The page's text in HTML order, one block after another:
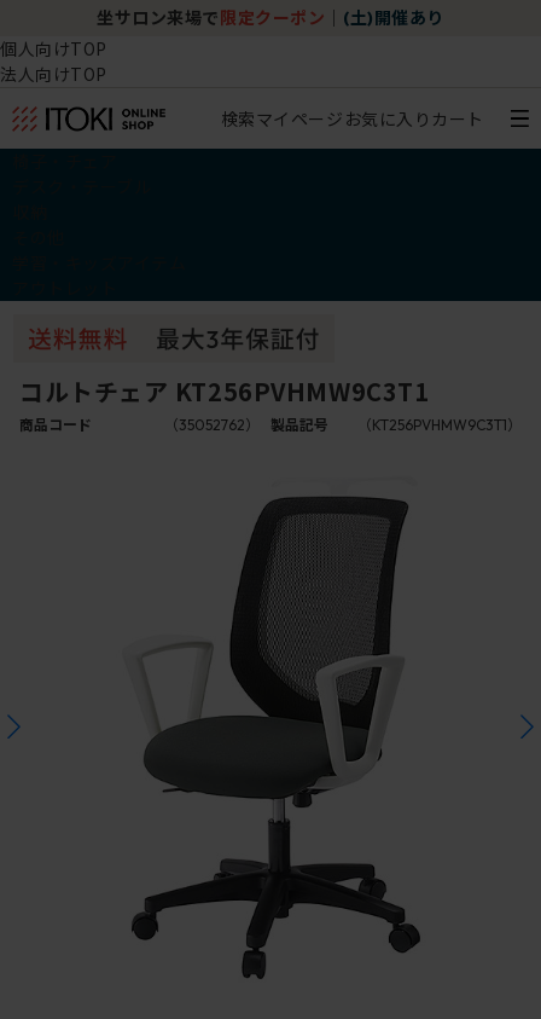
坐サロン来場で 限定クーポン (土)開催あり
個人向けTOP
法人向けTOP
検索マイページ お気に入り カート
コルトチェア KT256PVHMW9C3T1
商品コード （35052762） 製品記号 （KT256PVHMW9C3T1）